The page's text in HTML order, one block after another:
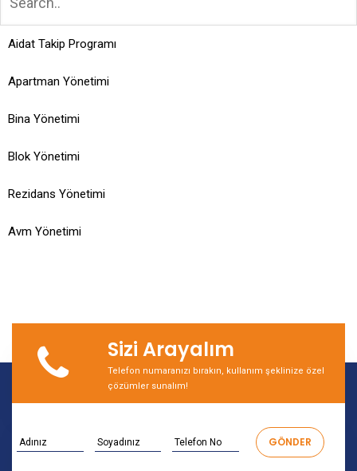
Aidat Takip Programı
Apartman Yönetimi
Bina Yönetimi
Blok Yönetimi
Rezidans Yönetimi
Avm Yönetimi
Sizi Arayalım
Telefon numaranızı bırakın, kullanım şeklinize özel
çözümler sunalım!